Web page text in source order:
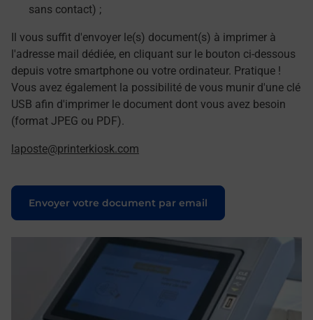
sans contact) ;
Il vous suffit d'envoyer le(s) document(s) à imprimer à
l'adresse mail dédiée, en cliquant sur le bouton ci-dessous
depuis votre smartphone ou votre ordinateur. Pratique !
Vous avez également la possibilité de vous munir d'une clé
USB afin d'imprimer le document dont vous avez besoin
(format JPEG ou PDF).
laposte@printerkiosk.com
Envoyer votre document par email
Le lien s'ouvre dans un nouvel onglet